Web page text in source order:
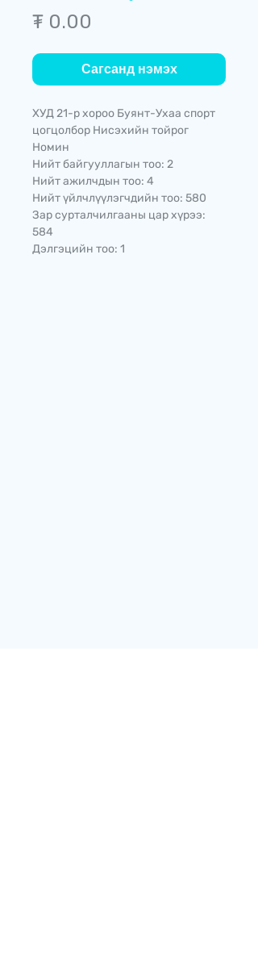
₮ 0.00
Сагсанд нэмэх
ХУД 21-р хороо Буянт-Ухаа спорт
цогцолбор Нисэхийн тойрог
Номин
Нийт байгууллагын тоо: 2
Нийт ажилчдын тоо: 4
Нийт үйлчлүүлэгчдийн тоо: 580
Зар сурталчилгааны цар хүрээ:
584
Дэлгэцийн тоо: 1